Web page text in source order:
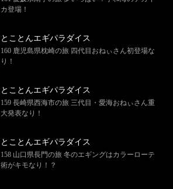
カ登場！
とことんエギパラダイス
160 鹿児島県枕崎の旅 四代目おねぃさん初登場な
り！
とことんエギパラダイス
159 長崎県西海市の旅 三代目・愛海おねぃさん重
大発表なり！
とことんエギパラダイス
158 山口県長門の旅 冬のエギングはカラーローテ
術がキモなり！？